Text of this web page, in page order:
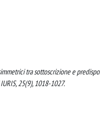
tra sottoscrizione e
25(9), 1018-1027.